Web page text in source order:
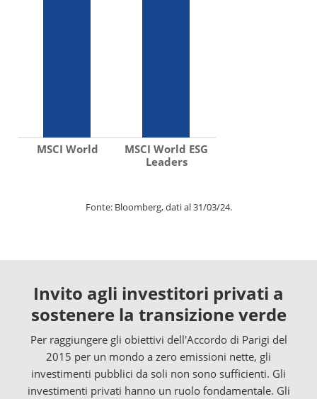
MSCI World
MSCI World ESG
Leaders
Fonte: Bloomberg, dati al 31/03/24.
Invito agli investitori privati a
sostenere la transizione verde
Per raggiungere gli obiettivi dell'Accordo di Parigi del
2015 per un mondo a zero emissioni nette, gli
investimenti pubblici da soli non sono sufficienti. Gli
investimenti privati hanno un ruolo fondamentale. Gli